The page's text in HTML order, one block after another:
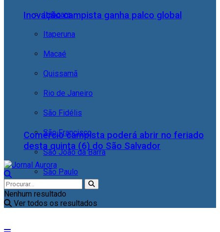
Itaocara
Itaperuna
Macaé
Quissamã
Rio de Janeiro
São Fidélis
São Francisco
São João da Barra
São Paulo
Inovação campista ganha palco global
Comércio campista poderá abrir no feriado
desta quinta (6) do São Salvador
Nenhum resultado
Ver todos os resultados